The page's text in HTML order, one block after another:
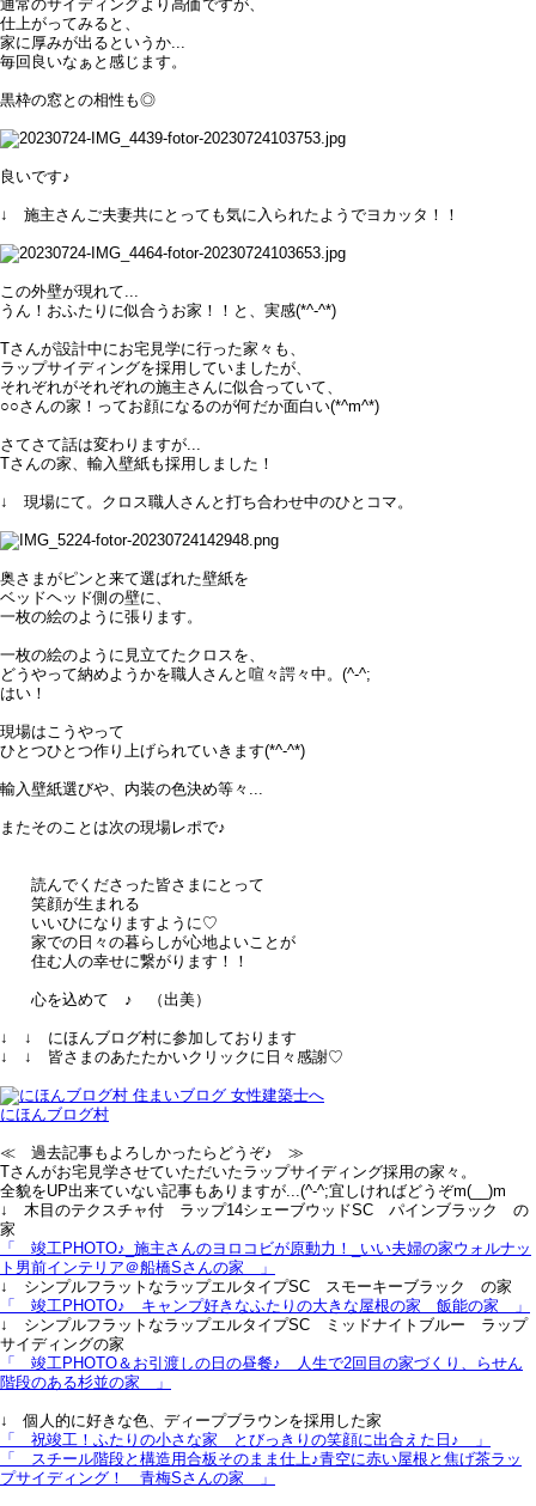
通常のサイディングより高価ですが、
仕上がってみると、
家に厚みが出るというか...
毎回良いなぁと感じます。
黒枠の窓との相性も◎
良いです♪
↓ 施主さんご夫妻共にとっても気に入られたようでヨカッタ！！
この外壁が現れて...
うん！おふたりに似合うお家！！と、実感(*^-^*)
Tさんが設計中にお宅見学に行った家々も、
ラップサイディングを採用していましたが、
それぞれがそれぞれの施主さんに似合っていて、
○○さんの家！ってお顔になるのが何だか面白い(*^m^*)
さてさて話は変わりますが...
Tさんの家、輸入壁紙も採用しました！
↓ 現場にて。クロス職人さんと打ち合わせ中のひとコマ。
奥さまがピンと来て選ばれた壁紙を
ベッドヘッド側の壁に、
一枚の絵のように張ります。
一枚の絵のように見立てたクロスを、
どうやって納めようかを職人さんと喧々諤々中。(^-^;
はい！
現場はこうやって
ひとつひとつ作り上げられていきます(*^-^*)
輸入壁紙選びや、内装の色決め等々...
またそのことは次の現場レポで♪
読んでくださった皆さまにとって
笑顔が生まれる
いいひになりますように♡
家での日々の暮らしが心地よいことが
住む人の幸せに繋がります！！
心を込めて ♪ （出美）
↓ ↓ にほんブログ村に参加しております
↓ ↓ 皆さまのあたたかいクリックに日々感謝♡
にほんブログ村
≪ 過去記事もよろしかったらどうぞ♪ ≫
Tさんがお宅見学させていただいたラップサイディング採用の家々。
全貌をUP出来ていない記事もありますが...(^-^;宜しければどうぞm(__)m
↓ 木目のテクスチャ付 ラップ14シェーブウッドSC パインブラック の
家
「 竣工PHOTO♪_施主さんのヨロコビが原動力！_いい夫婦の家ウォルナッ
ト男前インテリア＠船橋Sさんの家 」
↓ シンプルフラットなラップエルタイプSC スモーキーブラック の家
「 竣工PHOTO♪＿キャンプ好きなふたりの大きな屋根の家＿飯能の家 」
↓ シンプルフラットなラップエルタイプSC ミッドナイトブルー ラップ
サイディングの家
「 竣工PHOTO＆お引渡しの日の昼餐♪＿人生で2回目の家づくり、らせん
階段のある杉並の家 」
↓ 個人的に好きな色、ディープブラウンを採用した家
「 祝竣工！ふたりの小さな家＿とびっきりの笑顔に出合えた日♪ 」
「 スチール階段と構造用合板そのまま仕上♪青空に赤い屋根と焦げ茶ラッ
プサイディング！＿青梅Sさんの家 」